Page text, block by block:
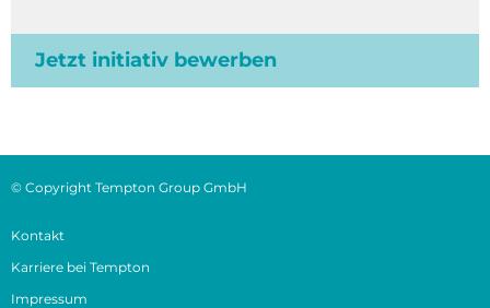
Jetzt initiativ bewerben
© Copyright Tempton Group GmbH
Kontakt
Karriere bei Tempton
Impressum